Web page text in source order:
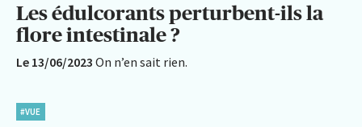
Les édulcorants perturbent-ils la
flore intestinale ?
Le 13/06/2023 On n’en sait rien.
#VUE